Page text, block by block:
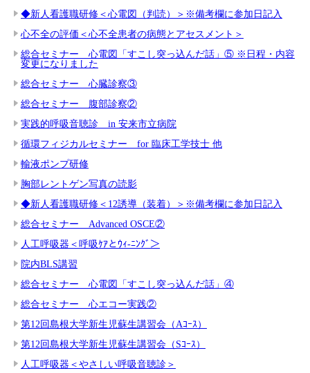
◆新人看護職研修＜心電図（判読）＞※備考欄に参加日記入
心不全の評価＜心不全患者の病態とアセスメント＞
総合セミナー 心電図「すこし突っ込んだ話」⑤ ※日程・内容
変更になりました
総合セミナー 心臓診察③
総合セミナー 腹部診察②
実践的呼吸音聴診 in 安来市立病院
循環フィジカルセミナー for 臨床工学技士 他
輸液ポンプ研修
胸部レントゲン写真の読影
◆新人看護職研修＜12誘導（装着）＞※備考欄に参加日記入
総合セミナー Advanced OSCE②
人工呼吸器＜呼吸ｹｱとｳｨ-ﾆﾝｸﾞ＞
院内BLS講習
総合セミナー 心電図「すこし突っ込んだ話」④
総合セミナー 心エコー実践②
第12回島根大学新生児蘇生講習会（Aｺｰｽ）
第12回島根大学新生児蘇生講習会（Sｺｰｽ）
人工呼吸器＜やさしい呼吸音聴診＞